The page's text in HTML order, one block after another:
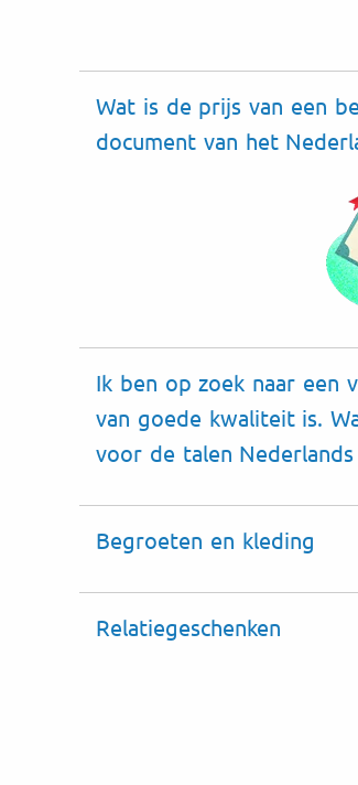
Wat is de prijs van een
document van het
Ik ben op zoek naar een
van goede kwaliteit is.
voor de talen
Begroeten en kleding
Relatiegeschenken